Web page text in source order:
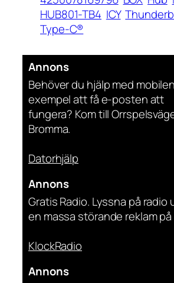
HUB801-TB4 ICY
Type-C®
Annons
Behöver du hjälp med
exempel att få e-posten att
fungera? Kom till
Bromma.
Datorhjälp
Annons
Gratis Radio. Lyssna på radio
en massa störande reklam
KlockRadio
Annons